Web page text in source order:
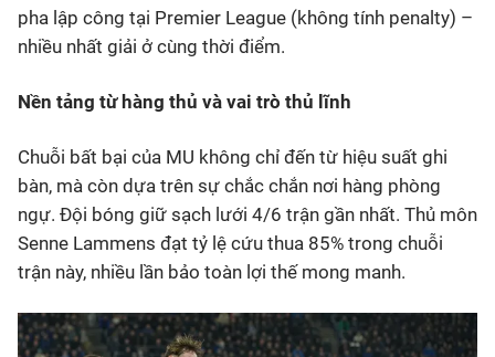
pha lập công tại Premier League (không tính penalty) –
nhiều nhất giải ở cùng thời điểm.
Nền tảng từ hàng thủ và vai trò thủ lĩnh
Chuỗi bất bại của MU không chỉ đến từ hiệu suất ghi
bàn, mà còn dựa trên sự chắc chắn nơi hàng phòng
ngự. Đội bóng giữ sạch lưới 4/6 trận gần nhất. Thủ môn
Senne Lammens đạt tỷ lệ cứu thua 85% trong chuỗi
trận này, nhiều lần bảo toàn lợi thế mong manh.